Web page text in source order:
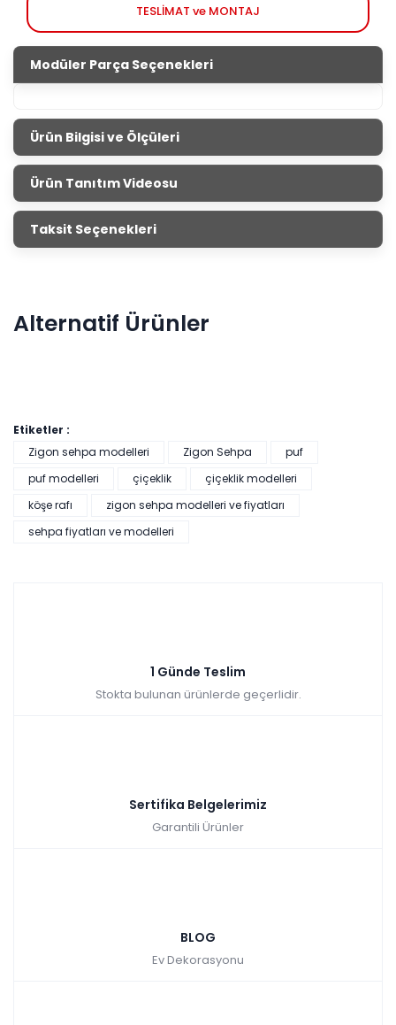
TESLİMAT ve MONTAJ
Modüler Parça Seçenekleri
Ürün Bilgisi ve Ölçüleri
Aksesuar Setleri
Salonların tamamlayıcısı aksesuar setleri ile evini
mağazalarımızdan satın alarak evini dekore edebilirsin.
Ürün Tanıtım Videosu
Taksit Seçenekleri
Alternatif Ürünler
Pratik Çok Amaçlı Dolap - Beyaz
₺2.490,00
Etiketler :
Zigon sehpa modelleri
Zigon Sehpa
puf
puf modelleri
çiçeklik
çiçeklik modelleri
köşe rafı
zigon sehpa modelleri ve fiyatları
sehpa fiyatları ve modelleri
1 Günde Teslim
Stokta bulunan ürünlerde geçerlidir.
Sertifika Belgelerimiz
Garantili Ürünler
BLOG
Ev Dekorasyonu